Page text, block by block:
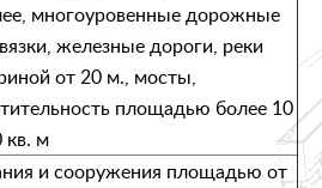
многоуровенные дорожные
железные дороги, реки
от 20 м., мосты,
площадью более 10
кв. м
и сооружения площадью от